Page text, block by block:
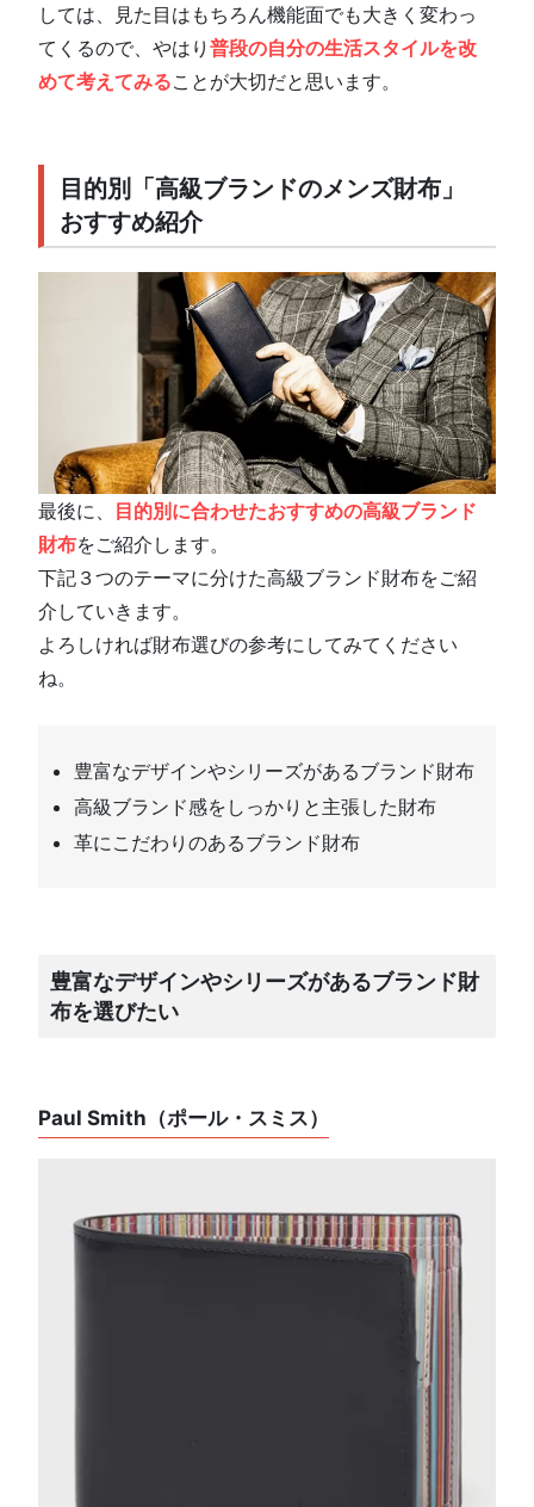
しては、見た目はもちろん機能面でも大きく変わっ
てくるので、やはり普段の自分の生活スタイルを改
めて考えてみることが大切だと思います。
目的別「高級ブランドのメンズ財布」
おすすめ紹介
最後に、 目的別に合わせたおすすめの高級ブランド
財布をご紹介します。
下記３つのテーマに分けた高級ブランド財布をご紹
介していきます。
よろしければ財布選びの参考にしてみてください
ね。
豊富なデザインやシリーズがあるブランド財布
高級ブランド感をしっかりと主張した財布
革にこだわりのあるブランド財布
豊富なデザインやシリーズがあるブランド財
布を選びたい
Paul Smith（ポール・スミス）